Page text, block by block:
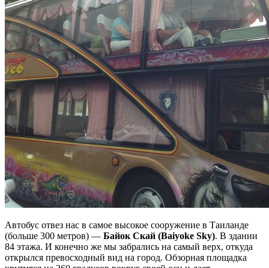
Не любите все ускладнювати?
Тоді підписуйтеся та дивуйтеся,
наскільки легко працювати
Електронна пошта *
Ваше ім'я
Так, будь ласка, повідомляйте мене про новини, події та
Автобус отвез нас в самое высокое сооружение в Таиланде
(больше 300 метров) — Байок Скай (Baiyoke Sky). В здании
84 этажа. И конечно же мы забрались на самый верх, откуда
открылся превосходный вид на город. Обзорная площадка